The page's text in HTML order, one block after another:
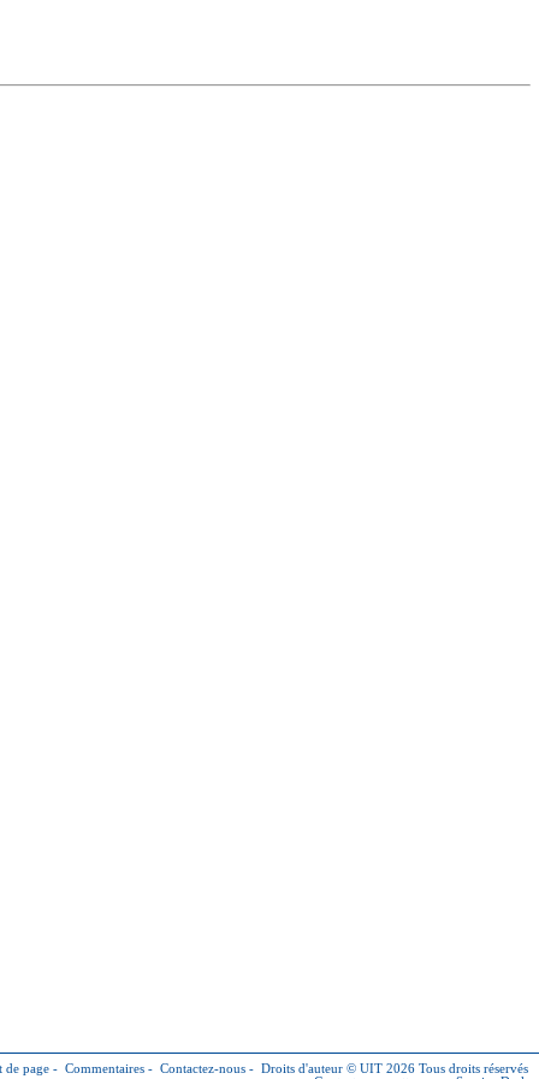
de page - Commentaires - Contactez-nous - Droits d'auteur © UIT 2026 Tous droits réservés